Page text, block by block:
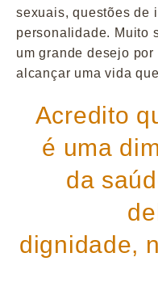
sexuais, questões de
personalidade. Muito
um grande desejo
alcançar uma vida
Acredito
é uma
da
dignidade,